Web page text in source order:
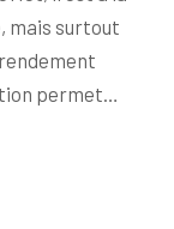
mais surtout
permet…